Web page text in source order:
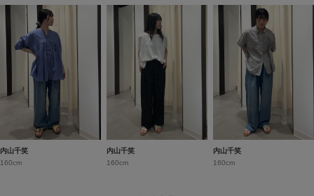
内山千笑
160cm
内山千笑
160cm
内山千笑
160cm